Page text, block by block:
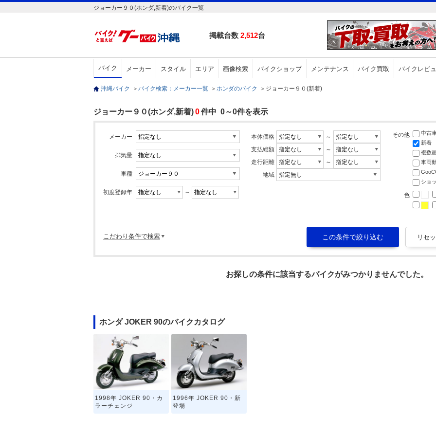
ジョーカー９０(ホンダ,新着)のバイク一覧
掲載台数 2,512台
バイク メーカー スタイル エリア 画像検索 バイクショップ メンテナンス バイク買取 バイクレビ
沖縄バイク ＞ バイク検索：メーカー一覧 ＞ ホンダのバイク ＞ ジョーカー９０(新着)
ジョーカー９０(ホンダ,新着)0件中 0～0件を表示
メーカー
排気量
車種
初度登録年 ～
本体価格
～
支払総額
～
走行距離
～
地域
その他 中古
新着
複数
車両
ショ
色
こだわり条件で検索
お探しの条件に該当するバイクがみつかりませんでした。
ホンダ JOKER 90のバイクカタログ
1998年 JOKER 90・カ
ラーチェンジ
1996年 JOKER 90・新
登場